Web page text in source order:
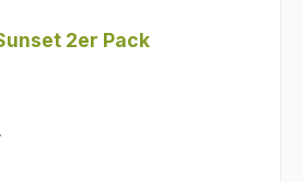
2er Pack